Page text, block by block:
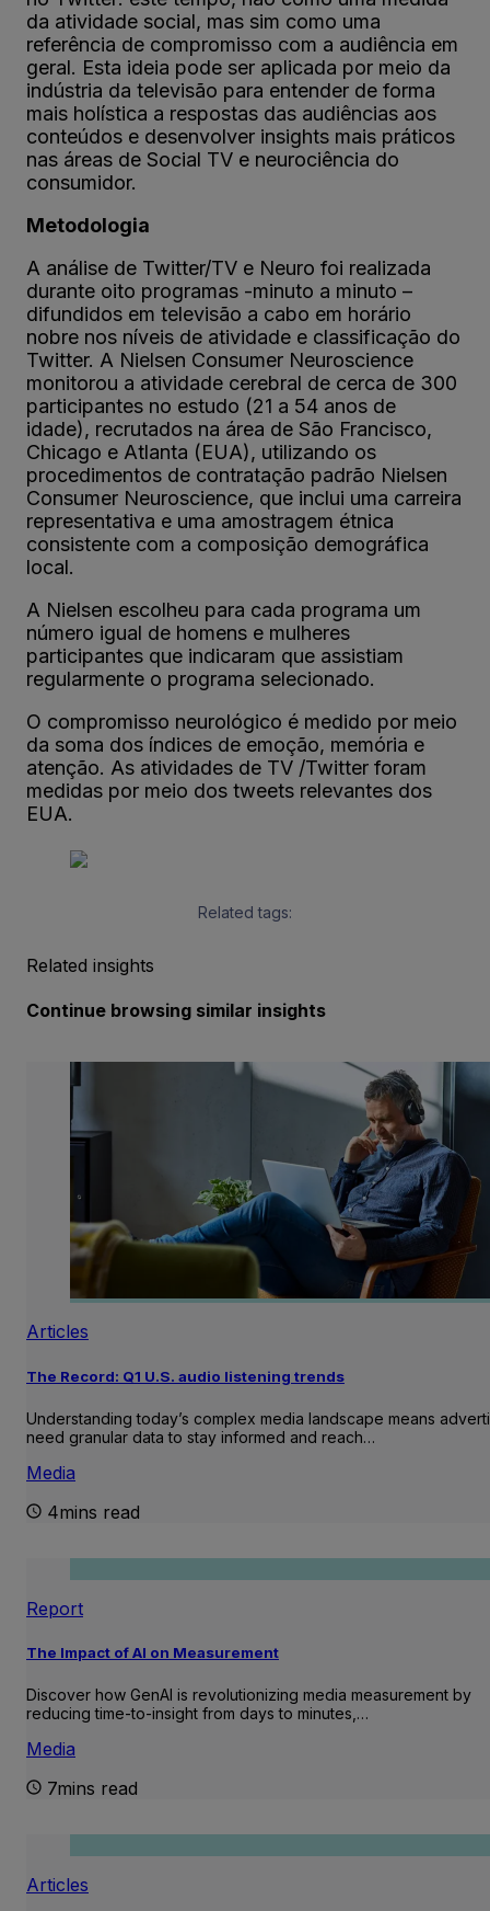
da atividade social, mas sim como uma
referência de compromisso com a audiência em
geral. Esta ideia pode ser aplicada por meio da
indústria da televisão para entender de forma
mais holística a respostas das audiências aos
conteúdos e desenvolver insights mais práticos
nas áreas de Social TV e neurociência do
consumidor.
Metodologia
A análise de Twitter/TV e Neuro foi realizada
durante oito programas -minuto a minuto –
difundidos em televisão a cabo em horário
nobre nos níveis de atividade e classificação do
Twitter. A Nielsen Consumer Neuroscience
monitorou a atividade cerebral de cerca de 300
participantes no estudo (21 a 54 anos de
idade), recrutados na área de São Francisco,
Chicago e Atlanta (EUA), utilizando os
procedimentos de contratação padrão Nielsen
Consumer Neuroscience, que inclui uma carreira
representativa e uma amostragem étnica
consistente com a composição demográfica
local.
A Nielsen escolheu para cada programa um
número igual de homens e mulheres
participantes que indicaram que assistiam
regularmente o programa selecionado.
O compromisso neurológico é medido por meio
da soma dos índices de emoção, memória e
atenção. As atividades de TV /Twitter foram
medidas por meio dos tweets relevantes dos
EUA.
Related tags:
Related insights
Continue browsing similar insights
Articles
The Record: Q1 U.S. audio listening trends
Understanding today’s complex media landscape means
need granular data to stay informed and reach…
Media
4mins read
Report
The Impact of AI on Measurement
Discover how GenAI is revolutionizing media measurement by
reducing time-to-insight from days to minutes,…
Media
7mins read
Articles